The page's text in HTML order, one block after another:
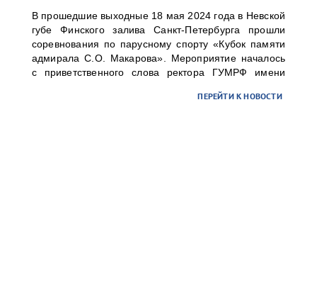
В прошедшие выходные 18 мая 2024 года в Невской
губе Финского залива Санкт-Петербурга прошли
соревнования по парусному спорту «Кубок памяти
адмирала С.О. Макарова». Мероприятие началось
с приветственного слова ректора ГУМРФ имени
Олеговича. Торжественное открытие
ПЕРЕЙТИ К НОВОСТИ